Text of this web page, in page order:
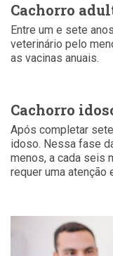
Cachorro
Entre um e sete
veterinário pelo
as vacinas anuais.
Cachorro
Após completar
idoso. Nessa fase
menos, a cada seis
requer uma atenção